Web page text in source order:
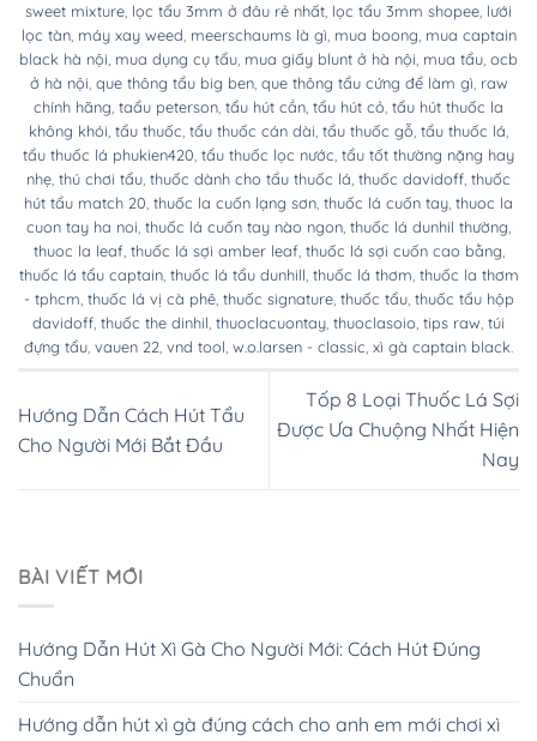
sweet mixture, lọc tẩu 3mm ở đâu rẻ nhất, lọc tẩu 3mm shopee, lưới
lọc tàn, máy xay weed, meerschaums là gì, mua boong, mua captain
black hà nội, mua dụng cụ tẩu, mua giấy blunt ở hà nội, mua tẩu, ocb
ở hà nội, que thông tẩu big ben, que thông tẩu cứng để làm gì, raw
chính hãng, taẩu peterson, tẩu hút cần, tẩu hút cỏ, tẩu hút thuốc la
không khói, tẩu thuốc, tẩu thuốc cán dài, tẩu thuốc gỗ, tẩu thuốc lá,
tẩu thuốc lá phukien420, tẩu thuốc lọc nước, tẩu tốt thường nặng hay
nhẹ, thú chơi tẩu, thuốc dành cho tẩu thuốc lá, thuốc davidoff, thuốc
hút tẩu match 20, thuốc la cuốn lạng sơn, thuốc lá cuốn tay, thuoc la
cuon tay ha noi, thuốc lá cuốn tay nào ngon, thuốc lá dunhil thường,
thuoc la leaf, thuốc lá sợi amber leaf, thuốc lá sợi cuốn cao bằng,
thuốc lá tẩu captain, thuốc lá tẩu dunhill, thuốc lá thơm, thuốc la thơm
- tphcm, thuốc lá vị cà phê, thuốc signature, thuốc tẩu, thuốc tẩu hộp
davidoff, thuốc the dinhil, thuoclacuontay, thuoclasoio, tips raw, túi
đựng tẩu, vauen 22, vnd tool, w.o.larsen - classic, xì gà captain black.
Hướng Dẫn Cách Hút Tẩu
Cho Người Mới Bắt Đầu
Tốp 8 Loại Thuốc Lá Sợi
Được Ưa Chuộng Nhất Hiện
Nay
BÀI VIẾT MỚI
Hướng Dẫn Hút Xì Gà Cho Người Mới: Cách Hút Đúng
Chuẩn
Hướng dẫn hút xì gà đúng cách cho anh em mới chơi xì